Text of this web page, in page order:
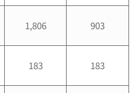
1,806 903
183 183